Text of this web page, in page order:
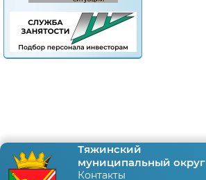
Тяжинский
муниципальный округ
Контакты